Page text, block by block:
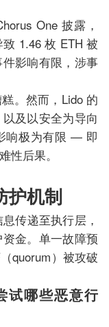
One 披露，
1.46 枚 ETH 被
影响有限，涉事
。然而，Lido 的
及以安全为导向
响极为有限 — 即
性后果。
护机制
传递至执行层，
金。单一故障预
quorum）被攻破
试哪些恶意行